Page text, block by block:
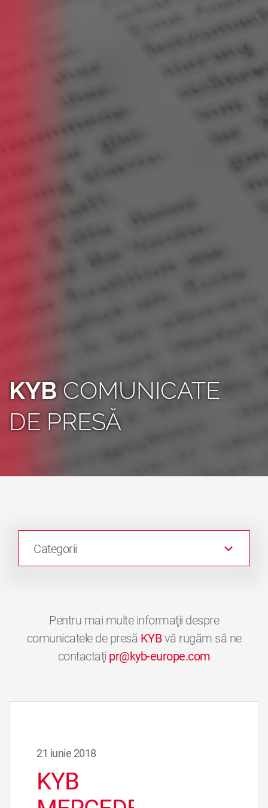
KYB COMUNICATE
DE PRESĂ
Categorii
Pentru mai multe informaţii despre
comunicatele de presă KYBvă rugăm să ne
contactaţi pr@kyb-europe.com
21 iunie 2018
KYB